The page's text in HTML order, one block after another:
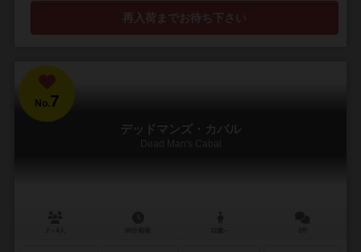
再入荷までお待ち下さい
No.7
デッドマンズ・カバル
Dead Man's Cabal